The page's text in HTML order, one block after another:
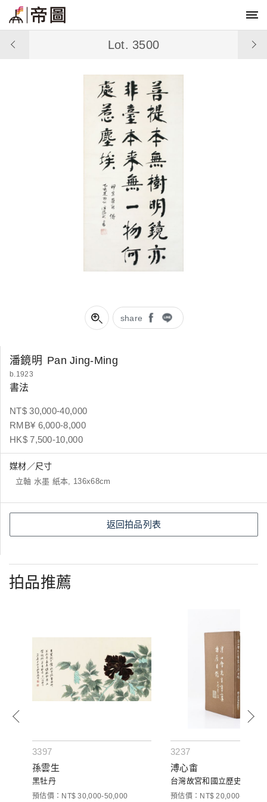
share
Lot. 3500
潘鏡明 Pan Jing-Ming
b.1923
書法
NT$ 30,000-40,000
RMB¥ 6,000-8,000
HK$ 7,500-10,000
媒材／尺寸
立軸 水墨 紙本, 136x68cm
返回拍品列表
拍品推薦
3397
孫雲生
黑牡丹
預估價：NT$ 30,000-50,000
3237
溥心畬
台灣故宮和國立歷史博物
預估價：NT$ 20,000-30,000